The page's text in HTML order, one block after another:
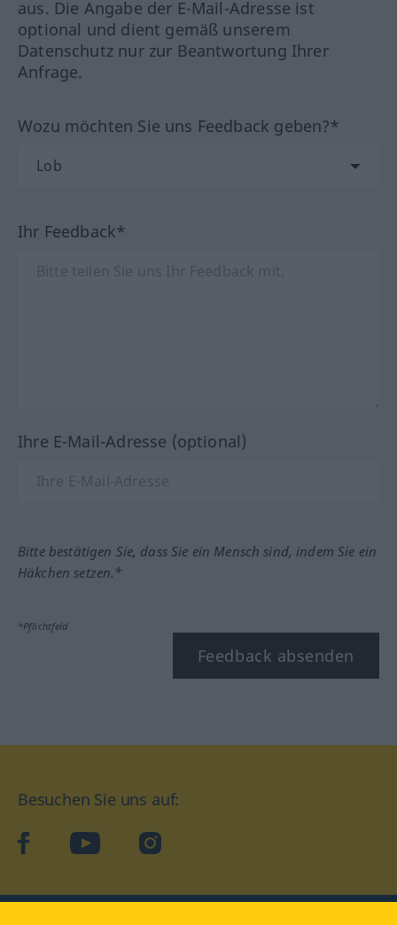
aus. Die Angabe der E-Mail-Adresse ist
optional und dient gemäß unserem
Datenschutz nur zur Beantwortung Ihrer
Anfrage.
Wozu möchten Sie uns Feedback geben?*
Ihr Feedback*
Ihre E-Mail-Adresse (optional)
Bitte bestätigen Sie, dass Sie ein Mensch sind, indem Sie ein
Häkchen setzen.*
*Pflichtfeld
Feedback absenden
Besuchen Sie uns auf:
facebookYouTube Instagram